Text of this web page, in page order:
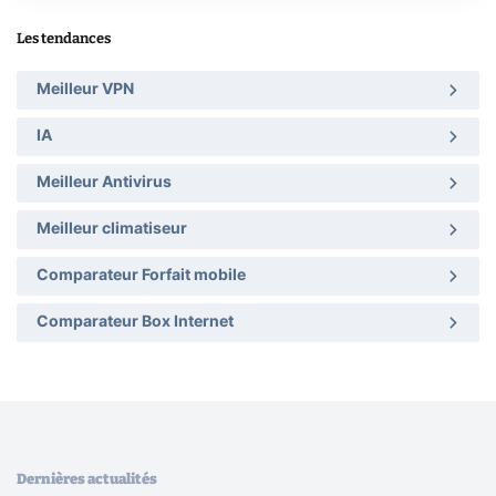
Les tendances
Meilleur VPN
IA
Meilleur Antivirus
Meilleur climatiseur
Comparateur Forfait mobile
Comparateur Box Internet
Dernières actualités